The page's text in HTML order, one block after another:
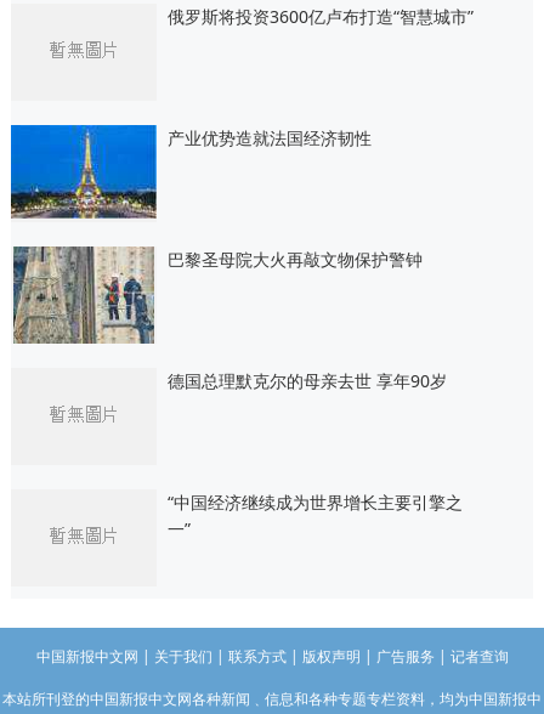
俄罗斯将投资3600亿卢布打造“智慧城市”
产业优势造就法国经济韧性
巴黎圣母院大火再敲文物保护警钟
德国总理默克尔的母亲去世 享年90岁
“中国经济继续成为世界增长主要引擎之
一”
中国新报中文网 | 关于我们 | 联系方式| 版权声明 | 广告服务 | 记者查询
本站所刊登的中国新报中文网各种新闻﹑信息和各种专题专栏资料，均为中国新报中